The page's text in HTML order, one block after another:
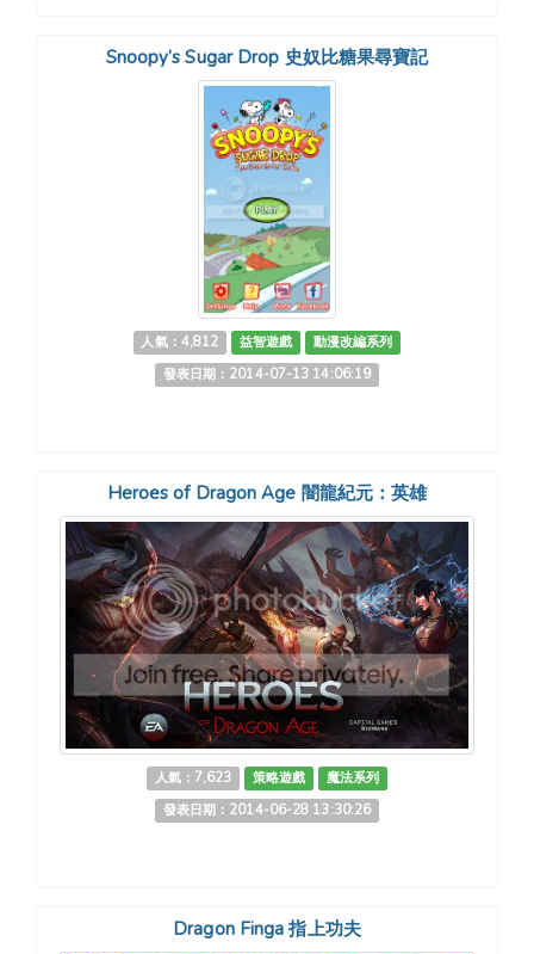
Snoopy’s Sugar Drop 史奴比糖果尋寶記
人氣：4,812 益智遊戲
動漫改編系列
發表日期：2014-07-13 14:06:19
Heroes of Dragon Age 闇龍紀元：英雄
人氣：7,623 策略遊戲
魔法系列
發表日期：2014-06-28 13:30:26
Dragon Finga 指上功夫